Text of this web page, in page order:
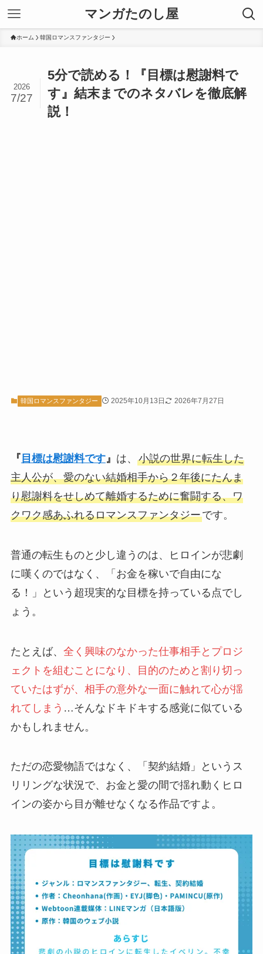
マンガたのし屋
ホーム 韓国ロマンスファンタジー
5分で読める！『目標は慰謝料で
す』結末までのネタバレを徹底解
説！
2026
7/27
韓国ロマンスファンタジー 2025年10月13日 2026年7月27日
『 目標は慰謝料です』 は、 小説の世界に転生した
主人公が、愛のない結婚相手から２年後にたんま
り慰謝料をせしめて離婚するために奮闘する、ワ
クワク感あふれるロマンスファンタジーです。
普通の転生ものと少し違うのは、ヒロインが悲劇
に嘆くのではなく、「お金を稼いで自由にな
る！」という超現実的な目標を持っている点でし
ょう。
たとえば、 全く興味のなかった仕事相手とプロジ
ェクトを組むことになり、目的のためと割り切っ
ていたはずが、相手の意外な一面に触れて心が揺
れてしまう …そんなドキドキする感覚に似ている
かもしれません。
ただの恋愛物語ではなく、「契約結婚」というス
リリングな状況で、お金と愛の間で揺れ動くヒロ
インの姿から目が離せなくなる作品ですよ。